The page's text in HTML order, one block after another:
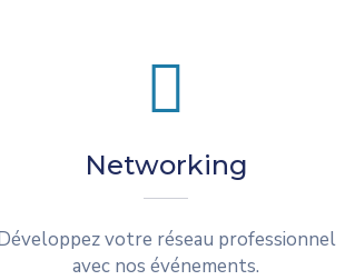
Networking
votre réseau professionnel
avec nos événements.